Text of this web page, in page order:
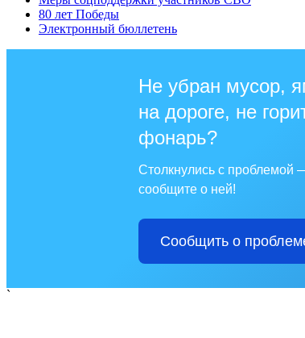
80 лет Победы
Электронный бюллетень
Не убран мусор,
на дороге, не
фонарь?
Столкнулись с проблемой
сообщите о ней!
Сообщить о
`